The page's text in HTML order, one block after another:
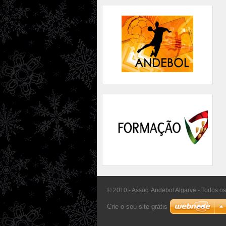
© 2010 - Assoc. Andebol Algarve - Todos
Crie o seu site grátis